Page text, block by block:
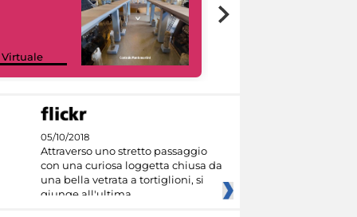
Virtuale
05/10/2018
Attraverso uno stretto passaggio
con una curiosa loggetta chiusa da
una bella vetrata a tortiglioni, si
giunge all'ultima